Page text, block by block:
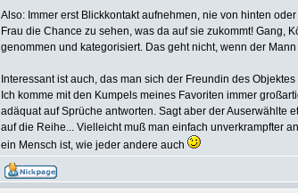
Also: Immer erst Blickkontakt aufnehmen, nie von hinten
Frau die Chance zu sehen, was da auf sie zukommt! Gang,
genommen und kategorisiert. Das geht nicht, wenn der
Interessant ist auch, das man sich der Freundin des
Ich komme mit den Kumpels meines Favoriten immer
adäquat auf Sprüche antworten. Sagt aber der Auserwählte
auf die Reihe... Vielleicht muß man einfach unverkrampfter
ein Mensch ist, wie jeder andere auch